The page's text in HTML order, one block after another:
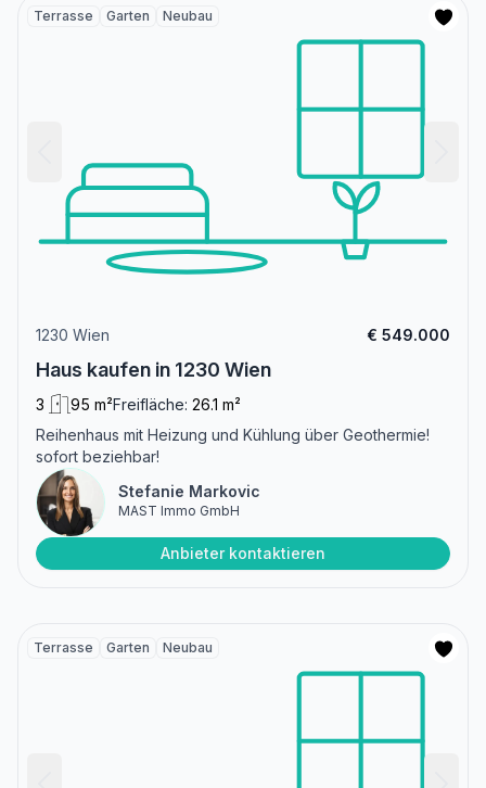
Terrasse Garten Neubau
1230 Wien € 549.000
Haus kaufen in 1230 Wien
3 95 m²Freifläche: 26.1 m²
Reihenhaus mit Heizung und Kühlung über Geothermie!
sofort beziehbar!
Stefanie Markovic
MAST Immo GmbH
Anbieter kontaktieren
Terrasse Garten Neubau